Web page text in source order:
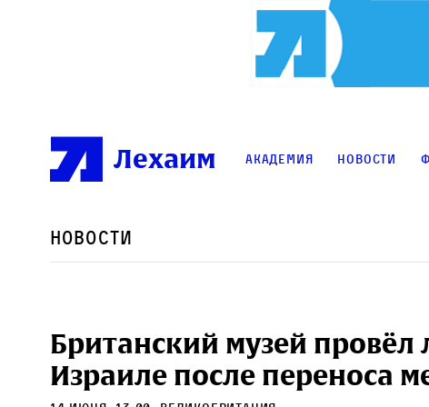
Лехаим Академия Новости
Новости
Британский музей
Израиле после переноса